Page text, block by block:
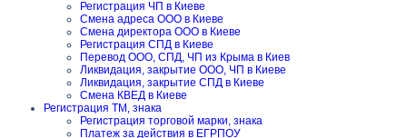
Регистрация ЧП в Киеве
Смена адреса ООО в Киеве
Смена директора ООО в Киеве
Регистрация СПД в Киеве
Перевод ООО, СПД, ЧП из Крыма в Киев
Ликвидация, закрытие ООО, ЧП в Киеве
Ликвидация, закрытие СПД в Киеве
Смена КВЕД в Киеве
Регистрация ТМ, знака
Регистрация торговой марки, знака
Платеж за действия в ЕГРПОУ